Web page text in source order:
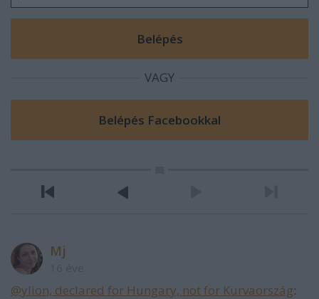
VAGY
Mj
@ylion, declared for Hungary, not for Kurvaország: